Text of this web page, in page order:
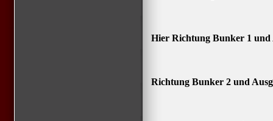
Hier Richtung Bunker 1 und
Richtung Bunker 2 und